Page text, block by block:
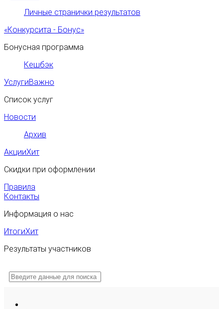
Личные странички результатов
«Конкурсита - Бонус»
Бонусная программа
Кешбэк
УслугиВажно
Список услуг
Новости
Архив
АкцииХит
Скидки при оформлении
Правила
Контакты
Информация о нас
ИтогиХит
Результаты участников